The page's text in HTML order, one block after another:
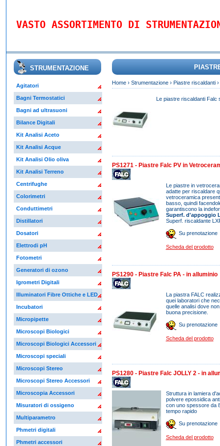
VASTO ASSORTIMENTO DI
STRUMENTAZIONE
Agitatori
Bagni Termostatici
Bagni ad ultrasuoni
Bilance Digitali
Kit Analisi Aceto
Kit Analisi Acque
Kit Analisi Olio oliva
Kit Analisi Terreno
Centrifughe
Colorimetri
Conduttimetri
Distillatori
Dosatori
Elettrodi pH
Fotometri
Generatori di ozono
Igrometri Digitali
Illuminatori Fibre Ottiche e LED
Incubatori
Micropipette
Microscopi Biologici
Microscopi Biologici Accessori
Microscopi speciali
Microscopi Stereo
Microscopi Stereo Accessori
Microscopia Accessori
Misuratori di ossigeno
Multiparametro
Phmetri digitali
Phmetri accessori
Home› Strumentazione› Piastre riscaldanti›
Le piastre riscaldanti Falc
PS1271 - Piastre Falc PV in
Le piastre in
adatte per riscaldare
vetroceramica
basso, quindi
garantiscono la
Superf. d'appoggio
Superf. riscaldante
Su prenotazione
Scheda del prodotto
PS1290 - Piastre Falc PA - in alluminio
La piastra FALC
quei laboratori che
quelle analisi dove
buona precisione.
Su prenotazione
Scheda del prodotto
PS1280 - Piastre Falc JOLLY 2 - in
Struttura in lamiera
polvere epossidica
con uno spessore da
tempo rapido
Su prenotazione
Scheda del prodotto